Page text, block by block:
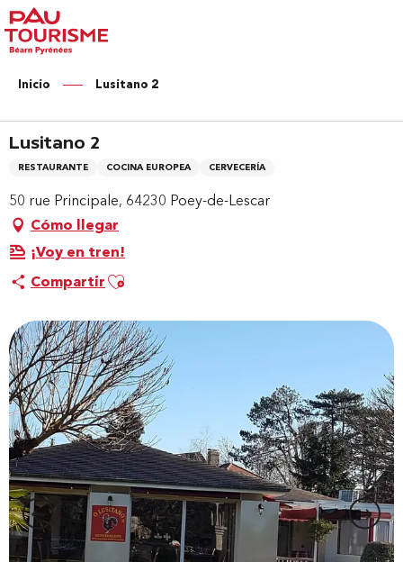
Aller
au
contenu
principal
Inicio Lusitano 2
Lusitano 2
RESTAURANTE COCINA EUROPEA CERVECERÍA
50 rue Principale, 64230 Poey-de-Lescar
Cómo llegar
¡Voy en tren!
CompartirAjouter aux favoris